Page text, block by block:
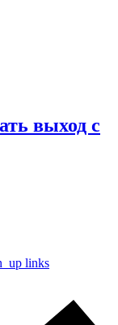
выход с
links